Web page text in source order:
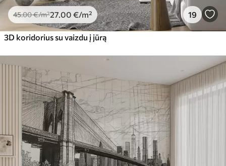
45.00€/m²27 .00 €/m² 19
3D koridorius su vaizdu į jūrą